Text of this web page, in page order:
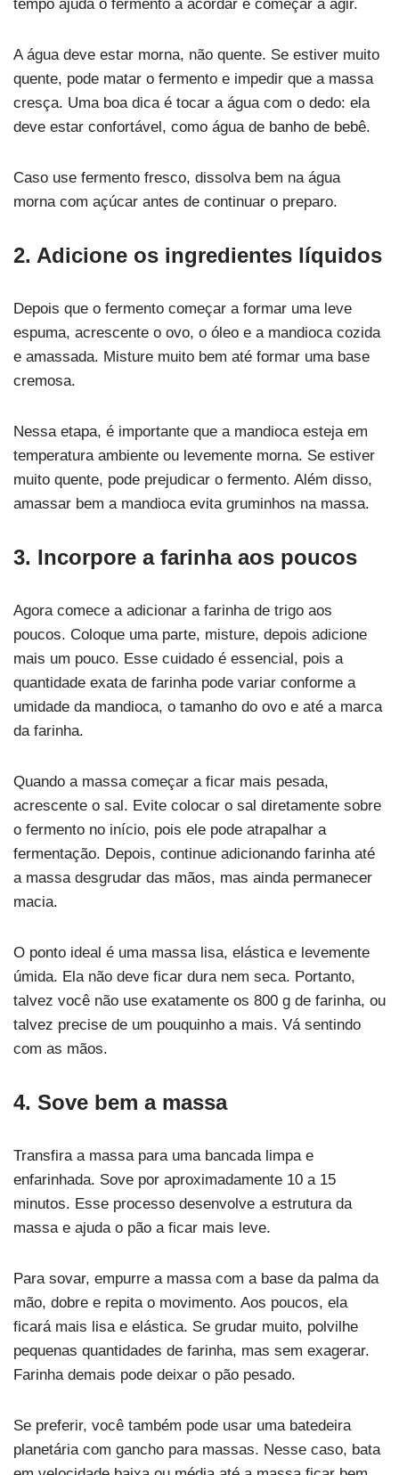
tempo ajuda o fermento a acordar e começar a agir.
A água deve estar morna, não quente. Se estiver muito
quente, pode matar o fermento e impedir que a massa
cresça. Uma boa dica é tocar a água com o dedo: ela
deve estar confortável, como água de banho de bebê.
Caso use fermento fresco, dissolva bem na água
morna com açúcar antes de continuar o preparo.
2. Adicione os ingredientes líquidos
Depois que o fermento começar a formar uma leve
espuma, acrescente o ovo, o óleo e a mandioca cozida
e amassada. Misture muito bem até formar uma base
cremosa.
Nessa etapa, é importante que a mandioca esteja em
temperatura ambiente ou levemente morna. Se estiver
muito quente, pode prejudicar o fermento. Além disso,
amassar bem a mandioca evita gruminhos na massa.
3. Incorpore a farinha aos poucos
Agora comece a adicionar a farinha de trigo aos
poucos. Coloque uma parte, misture, depois adicione
mais um pouco. Esse cuidado é essencial, pois a
quantidade exata de farinha pode variar conforme a
umidade da mandioca, o tamanho do ovo e até a marca
da farinha.
Quando a massa começar a ficar mais pesada,
acrescente o sal. Evite colocar o sal diretamente sobre
o fermento no início, pois ele pode atrapalhar a
fermentação. Depois, continue adicionando farinha até
a massa desgrudar das mãos, mas ainda permanecer
macia.
O ponto ideal é uma massa lisa, elástica e levemente
úmida. Ela não deve ficar dura nem seca. Portanto,
talvez você não use exatamente os 800 g de farinha, ou
talvez precise de um pouquinho a mais. Vá sentindo
com as mãos.
4. Sove bem a massa
Transfira a massa para uma bancada limpa e
enfarinhada. Sove por aproximadamente 10 a 15
minutos. Esse processo desenvolve a estrutura da
massa e ajuda o pão a ficar mais leve.
Para sovar, empurre a massa com a base da palma da
mão, dobre e repita o movimento. Aos poucos, ela
ficará mais lisa e elástica. Se grudar muito, polvilhe
pequenas quantidades de farinha, mas sem exagerar.
Farinha demais pode deixar o pão pesado.
Se preferir, você também pode usar uma batedeira
planetária com gancho para massas. Nesse caso, bata